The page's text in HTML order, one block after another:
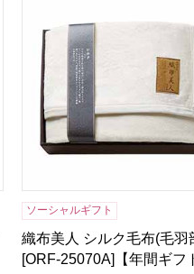
ソーシャルギフト
織布美人 シルク毛布(毛羽
[ORF-25070A]【年間ギフ